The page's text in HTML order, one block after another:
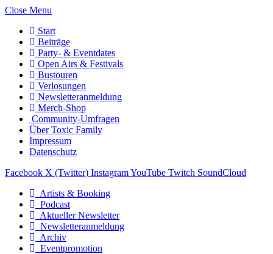
Close Menu
Start
Beiträge
Party- & Eventdates
Open Airs & Festivals
Bustouren
Verlosungen
Newsletteranmeldung
Merch-Shop
Community-Umfragen
Über Toxic Family
Impressum
Datenschutz
Facebook X (Twitter) InstagramYouTube Twitch SoundCloud
Artists & Booking
Podcast
Aktueller Newsletter
Newsletteranmeldung
Archiv
Eventpromotion